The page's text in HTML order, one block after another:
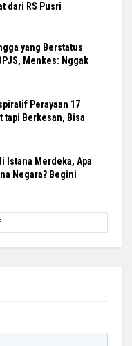
dari RS Pusri
yang Berstatus
Menkes: Nggak
Perayaan 17
tapi Berkesan, Bisa
Istana Merdeka, Apa
Negara? Begini